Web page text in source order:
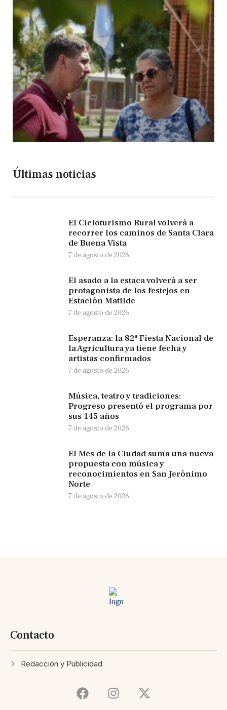
Últimas noticias
El Cicloturismo Rural volverá a
recorrer los caminos de Santa Clara
de Buena Vista
7 de agosto de 2026
El asado a la estaca volverá a ser
protagonista de los festejos en
Estación Matilde
7 de agosto de 2026
Esperanza: la 82ª Fiesta Nacional de
la Agricultura ya tiene fecha y
artistas confirmados
7 de agosto de 2026
Música, teatro y tradiciones:
Progreso presentó el programa por
sus 145 años
7 de agosto de 2026
El Mes de la Ciudad suma una nueva
propuesta con música y
reconocimientos en San Jerónimo
Norte
7 de agosto de 2026
Contacto
Redacción y Publicidad